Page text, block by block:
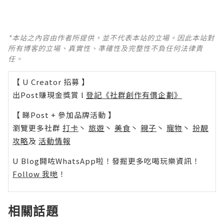
*本站之內容由作者所提供，並不代表本站的立場。因此本站對
所有博客的立場、真實性、準確性及完整性不負任何法律責
任。
【 U Creator 招募 】
出Post賺現金獎賞 l 登記《社群創作有價企劃》
【 睇Post + 參加品牌活動 】
瀏覽更多社群 打卡 丶 旅遊 丶 美食 丶 親子 丶 寵物 丶 扮靚
攻略及 活動情報
U Blog開咗WhatsApp啦！發掘更多吃喝玩樂資訊！
Follow 我哋 ！
相關話題